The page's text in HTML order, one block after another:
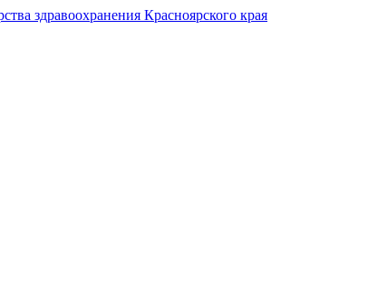
здравоохранения Красноярского края